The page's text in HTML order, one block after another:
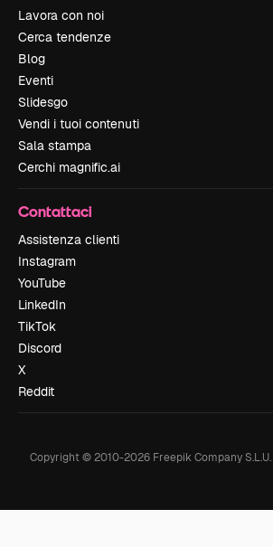
Lavora con noi
Cerca tendenze
Blog
Eventi
Slidesgo
Vendi i tuoi contenuti
Sala stampa
Cerchi magnific.ai
Contattaci
Assistenza clienti
Instagram
YouTube
LinkedIn
TikTok
Discord
X
Reddit
Copyright © 2010-2026Freepik Company S.L.U.